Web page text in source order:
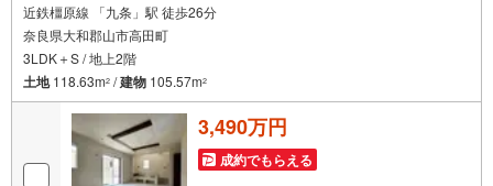
近鉄橿原線 「九条」駅 徒歩26分
奈良県大和郡山市高田町
3LDK＋S / 地上2階
土地118.63m2 /建物 105.57m2
3,490万円
成約でもらえる